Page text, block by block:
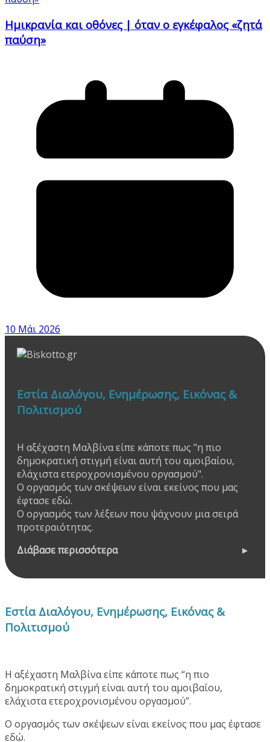
Ημικρανία και οθόνες | όταν ο εγκέφαλος «ζητά
παύση»
10 Μάι 2026
Εστία Διαλόγου, Ενημέρωσης, Εικόνας &
Πολιτισμού
Η αξέχαστη Μαλβίνα είπε κάποτε πως "η πιο
δημοκρατική στιγμή είναι αυτή του αμοιβαίου,
ελάχιστα ετεροχρονισμένου οργασμού".
Ο οργασμός των σκέψεων είναι εκείνος που μας
έφτασε εδώ.
Ο οργασμός των λέξεων που ψάχνουν μια σειρά
προτεραιότητας.
Διάβασε περισσότερα
Εστία Διαλόγου, Ενημέρωσης, Εικόνας &
Πολιτισμού
Η αξέχαστη Μαλβίνα είπε κάποτε πως “η πιο
δημοκρατική στιγμή είναι αυτή του αμοιβαίου,
ελάχιστα ετεροχρονισμένου οργασμού”.
Ο οργασμός των σκέψεων είναι εκείνος που μας έφτασε
εδώ.